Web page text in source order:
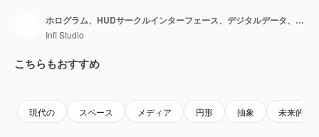
ホログラム、HUDサークルインターフェース、デジタルデータ、ネットワーク保護、未来技術、ネットワーク、ハイテク
Infi Studio
こちらもおすすめ
現代の スペース メディア 円形 抽象 未来的な